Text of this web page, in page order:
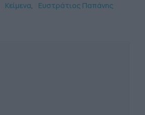
Κείμενα Ευστράτιος Παπάνης